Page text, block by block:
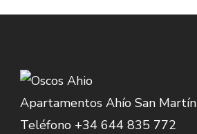
Apartamentos Ahío San Martín
Teléfono +34 644 835 772